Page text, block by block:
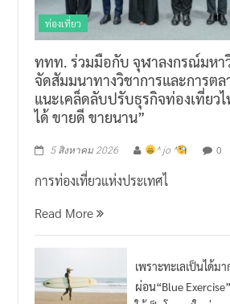
ท่องเที่ยว
ททท. ร่วมมือกับ จุฬาลงกรณ์มหา
จัดสัมมนาทางวิชาการและการตล
แนะเคล็ดลับปรับธุรกิจท่องเที่ยว
ได้ ขายดี ขายนาน”
5 สิงหาคม 2026 ^ jo ^ 0
การท่องเที่ยวแห่งประเทศไ
Read More
เพราะทะเลเป็นได้
ผ่อน“Blue